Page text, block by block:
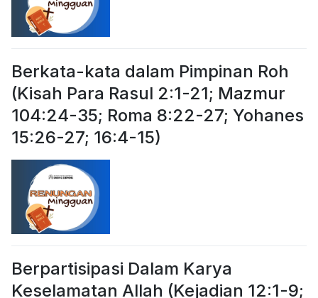
Berkata-kata dalam Pimpinan Roh
(Kisah Para Rasul 2:1-21; Mazmur
104:24-35; Roma 8:22-27; Yohanes
15:26-27; 16:4-15)
Berpartisipasi Dalam Karya
Keselamatan Allah (Kejadian 12:1-9;